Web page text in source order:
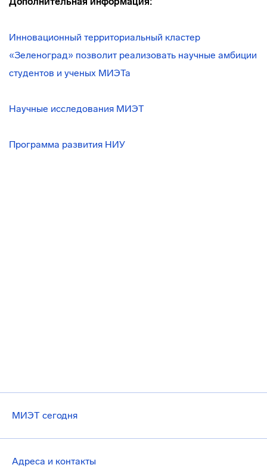
Инновационный территориальный кластер
«Зеленоград» позволит реализовать научные амбиции
студентов и ученых МИЭТа
Научные исследования МИЭТ
Программа развития НИУ
МИЭТ сегодня
Адреса и контакты